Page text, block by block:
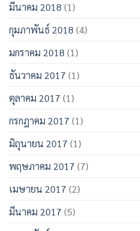
มีนาคม 2018 (1)
กุมภาพันธ์ 2018 (4)
มกราคม 2018 (1)
ธันวาคม 2017 (1)
ตุลาคม 2017 (1)
กรกฎาคม 2017 (1)
มิถุนายน 2017 (1)
พฤษภาคม 2017 (7)
เมษายน 2017 (2)
มีนาคม 2017 (5)